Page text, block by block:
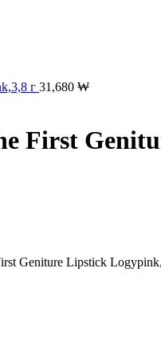
г 31,680 ₩
First
Geniture Lipstick